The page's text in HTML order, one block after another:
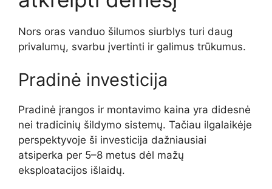
Nors oras vanduo šilumos siurblys turi daug
privalumų, svarbu įvertinti ir galimus trūkumus.
Pradinė investicija
Pradinė įrangos ir montavimo kaina yra didesnė
nei tradicinių šildymo sistemų. Tačiau ilgalaikėje
perspektyvoje ši investicija dažniausiai
atsiperka per 5–8 metus dėl mažų
eksploatacijos išlaidų.